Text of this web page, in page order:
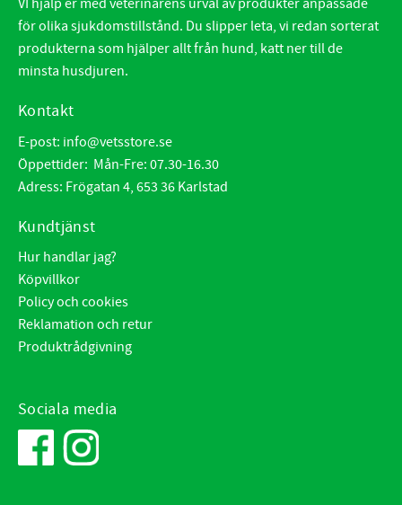
för olika sjukdomstillstånd. Du slipper leta, vi redan sorterat
produkterna som hjälper allt från hund, katt ner till de
minsta husdjuren.
Kontakt
E-post: info@vetsstore.se
Öppettider: Mån-Fre: 07.30-16.30
Adress: Frögatan 4, 653 36 Karlstad
Kundtjänst
Hur handlar jag?
Köpvillkor
Policy och cookies
Reklamation och retur
Produktrådgivning
Sociala media